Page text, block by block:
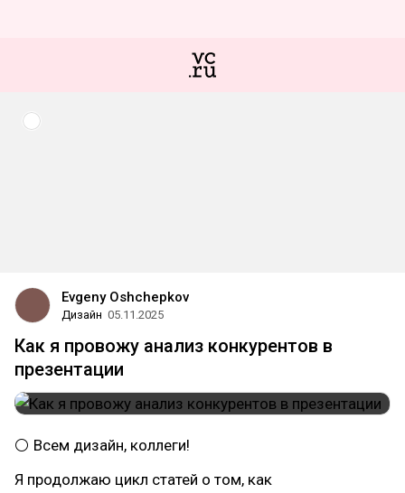
Evgeny Oshchepkov
Дизайн 05.11.2025
Как я провожу анализ конкурентов в
презентации
⚪ Всем дизайн, коллеги!
Я продолжаю цикл статей о том, как